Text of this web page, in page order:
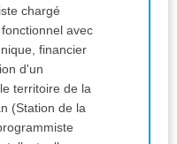
chargé
avec
financier
d'un
territoire de la
(Station de la